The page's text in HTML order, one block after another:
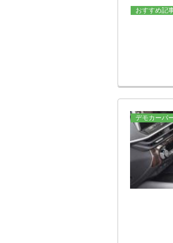
おすすめ記
デモカーパ